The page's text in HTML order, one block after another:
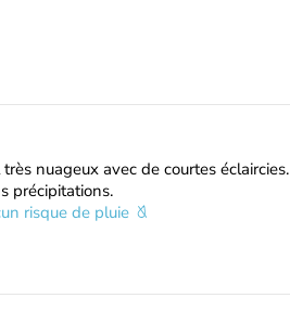
très nuageux avec de courtes éclaircies.
précipitations.
risque de pluie